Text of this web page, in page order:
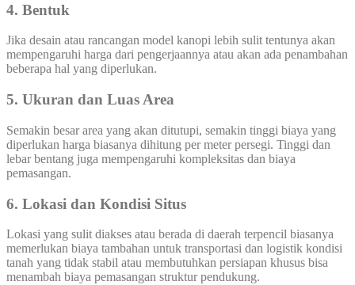
4. Bentuk
Jika desain atau rancangan model kanopi lebih sulit tentunya akan
mempengaruhi harga dari pengerjaannya atau akan ada penambahan
beberapa hal yang diperlukan.
5. Ukuran dan Luas Area
Semakin besar area yang akan ditutupi, semakin tinggi biaya yang
diperlukan harga biasanya dihitung per meter persegi. Tinggi dan
lebar bentang juga mempengaruhi kompleksitas dan biaya
pemasangan.
6. Lokasi dan Kondisi Situs
Lokasi yang sulit diakses atau berada di daerah terpencil biasanya
memerlukan biaya tambahan untuk transportasi dan logistik kondisi
tanah yang tidak stabil atau membutuhkan persiapan khusus bisa
menambah biaya pemasangan struktur pendukung.